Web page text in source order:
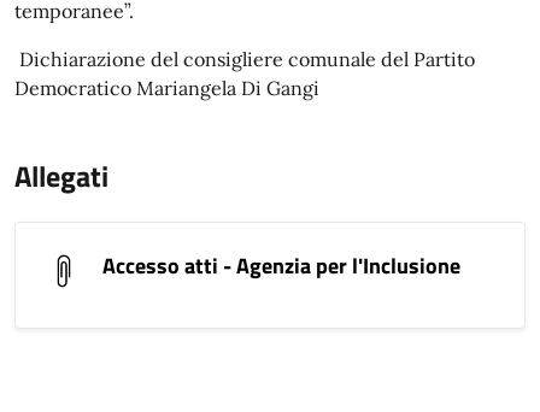
temporanee”.
Dichiarazione del consigliere comunale del Partito
Democratico Mariangela Di Gangi
Allegati
Accesso atti - Agenzia per l'Inclusione